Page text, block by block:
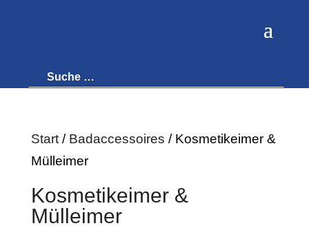
Start/ Badaccessoires / Kosmetikeimer &
Mülleimer
Kosmetikeimer &
Mülleimer